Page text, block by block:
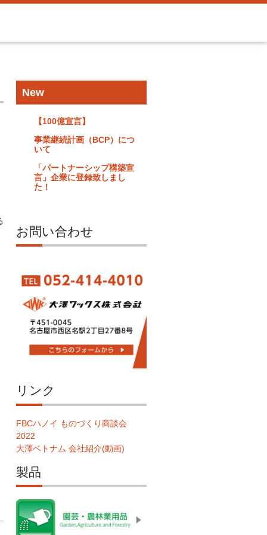
New
【100億宣言】
事業継続計画（BCP）につ
いて
「パートナーシップ構築宣
言」企業に登録致しまし
た！
お問い合わせ
リンク
FBCハノイ ものづくり商談会
2022
大澤ベトナム 会社紹介(動画)
製品